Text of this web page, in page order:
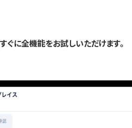
に全機能をお試しいただけます。